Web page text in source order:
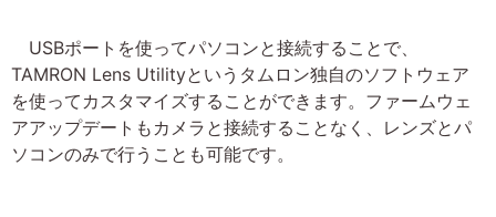
USBポートを使ってパソコンと接続することで、
TAMRON Lens Utilityというタムロン独自のソフトウェア
を使ってカスタマイズすることができます。ファームウェ
アアップデートもカメラと接続することなく、レンズとパ
ソコンのみで行うことも可能です。